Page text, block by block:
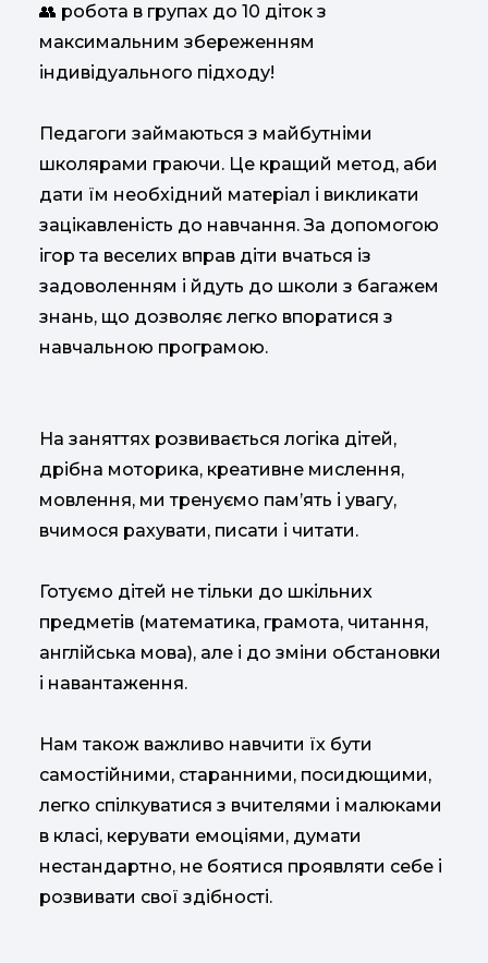
👥 робота в групах до 10 діток з
максимальним збереженням
індивідуального підходу!
Педагоги займаються з майбутніми
школярами граючи. Це кращий метод, аби
дати їм необхідний матеріал і викликати
зацікавленість до навчання. За допомогою
ігор та веселих вправ діти вчаться із
задоволенням і йдуть до школи з багажем
знань, що дозволяє легко впоратися з
навчальною програмою.
На заняттях розвивається логіка дітей,
дрібна моторика, креативне мислення,
мовлення, ми тренуємо пам’ять і увагу,
вчимося рахувати, писати і читати.
Готуємо дітей не тільки до шкільних
предметів (математика, грамота, читання,
англійська мова), але і до зміни обстановки
і навантаження.
Нам також важливо навчити їх бути
самостійними, старанними, посидющими,
легко спілкуватися з вчителями і малюками
в класі, керувати емоціями, думати
нестандартно, не боятися проявляти себе і
розвивати свої здібності.